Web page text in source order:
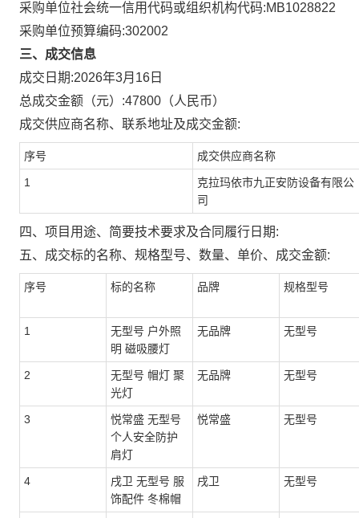
采购单位社会统一信用代码或组织机构代码:MB1028822
采购单位预算编码:302002
三、成交信息
成交日期:2026年3月16日
总成交金额（元）:47800 （人民币）
成交供应商名称、联系地址及成交金额:
序号 成交供应商名称
1
克拉玛依市九正安防设备有限公
司
四、项目用途、简要技术要求及合同履行日期:
五、成交标的名称、规格型号、数量、单价、成交金额:
序号 标的名称 品牌 规格型号
1
无型号 户外照
明 磁吸腰灯
无品牌 无型号
2
无型号 帽灯 聚
光灯
无品牌 无型号
3
悦常盛 无型号
个人安全防护
肩灯
悦常盛 无型号
4
戌卫 无型号 服
饰配件 冬棉帽
戌卫 无型号